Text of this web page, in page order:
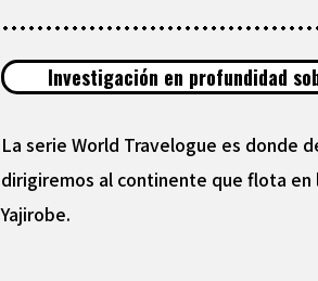
Investigación en profundidad
La serie World Travelogue es donde
dirigiremos al continente que flota en
Yajirobe.